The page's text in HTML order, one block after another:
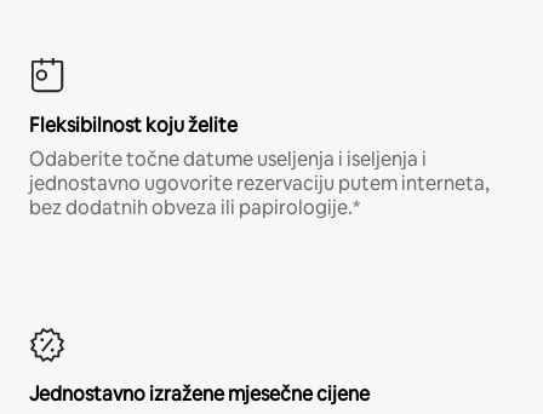
Fleksibilnost koju želite
Odaberite točne datume useljenja i iseljenja i
jednostavno ugovorite rezervaciju putem interneta,
bez dodatnih obveza ili papirologije.*
Jednostavno izražene mjesečne cijene